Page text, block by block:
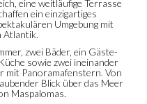
eine weitläufige Terrasse
ein einzigartiges
Umgebung mit
Atlantik.
zwei Bäder, ein Gäste-
sowie zwei ineinander
mit Panoramafenstern. Von
Blick über das Meer
Maspalomas.